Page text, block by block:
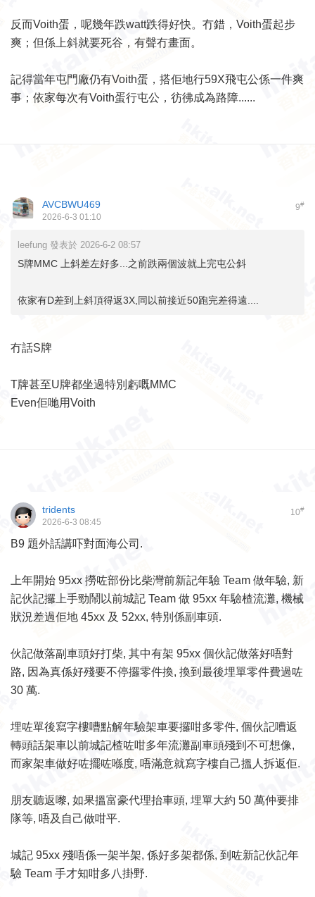
反而Voith蛋，呢幾年跌watt跌得好快。冇錯，Voith蛋起步
爽；但係上斜就要死谷，有聲冇畫面。
記得當年屯門廠仍有Voith蛋，搭佢地行59X飛屯公係一件爽
事；依家每次有Voith蛋行屯公，彷彿成為路障......
9#
AVCBWU469
2026-6-3 01:10
leefung 發表於 2026-6-2 08:57
S牌MMC 上斜差左好多...之前跌兩個波就上完屯公斜
依家有D差到上斜頂得返3X,同以前接近50跑完差得遠....
冇話S牌
T牌甚至U牌都坐過特別虧嘅MMC
Even佢哋用Voith
10#
tridents
2026-6-3 08:45
B9 題外話講吓對面海公司.
上年開始 95xx 撈咗部份比柴灣前新記年驗 Team 做年驗, 新
記伙記攞上手勁鬧以前城記 Team 做 95xx 年驗楂流灘, 機械
狀況差過佢地 45xx 及 52xx, 特別係副車頭.
伙記做落副車頭好打柴, 其中有架 95xx 個伙記做落好唔對
路, 因為真係好殘要不停攞零件換, 換到最後埋單零件費過咗
30 萬.
埋咗單後寫字樓嘈點解年驗架車要攞咁多零件, 個伙記嘈返
轉頭話架車以前城記楂咗咁多年流灘副車頭殘到不可想像,
而家架車做好咗擺咗喺度, 唔滿意就寫字樓自己搵人拆返佢.
朋友聽返嚟, 如果搵富豪代理抬車頭, 埋單大約 50 萬仲要排
隊等, 唔及自己做咁平.
城記 95xx 殘唔係一架半架, 係好多架都係, 到咗新記伙記年
驗 Team 手才知咁多八掛野.